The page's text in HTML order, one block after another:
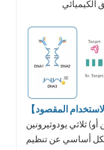
ثلاثي يودوثيرونين (3 , 5 , 3 ' - ثلاثي يودوثيرونين أو T3) هو
أساسي عن تنظيم